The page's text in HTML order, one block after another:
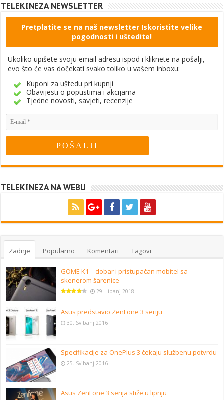
TELEKINEZA NEWSLETTER
Pretplatite se na naš newsletter Iskoristite velike
pogodnosti i uštedite!
Ukoliko upišete svoju email adresu ispod i kliknete na pošalji,
evo što će vas dočekati svako toliko u vašem inboxu:
Kuponi za uštedu pri kupnji
Obavijesti o popustima i akcijama
Tjedne novosti, savjeti, recenzije
TELEKINEZA NA WEBU
Zadnje Popularno Komentari Tagovi
GOME K1 – dobar i pristupačan mobitel sa
skenerom šarenice
29. Lipanj 2018
Asus predstavio ZenFone 3 seriju
30. Svibanj 2016
Specifikacije za OnePlus 3 čekaju službenu potvrdu
25. Svibanj 2016
Asus ZenFone 3 serija stiže u lipnju